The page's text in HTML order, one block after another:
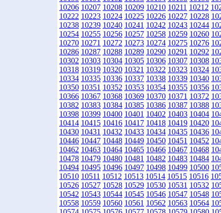
10206 10207 10208 10209 10210 10211 10212
10222 10223 10224 10225 10226 10227 10228
10238 10239 10240 10241 10242 10243 10244
10254 10255 10256 10257 10258 10259 10260
10270 10271 10272 10273 10274 10275 10276
10286 10287 10288 10289 10290 10291 10292
10302 10303 10304 10305 10306 10307 10308
10318 10319 10320 10321 10322 10323 10324
10334 10335 10336 10337 10338 10339 10340
10350 10351 10352 10353 10354 10355 10356
10366 10367 10368 10369 10370 10371 10372
10382 10383 10384 10385 10386 10387 10388
10398 10399 10400 10401 10402 10403 10404
10414 10415 10416 10417 10418 10419 10420
10430 10431 10432 10433 10434 10435 10436
10446 10447 10448 10449 10450 10451 10452
10462 10463 10464 10465 10466 10467 10468
10478 10479 10480 10481 10482 10483 10484
10494 10495 10496 10497 10498 10499 10500
10510 10511 10512 10513 10514 10515 10516
10526 10527 10528 10529 10530 10531 10532
10542 10543 10544 10545 10546 10547 10548
10558 10559 10560 10561 10562 10563 10564